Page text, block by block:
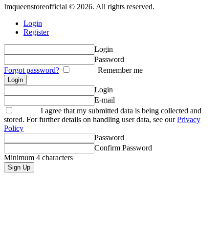
Imqueenstoreofficial © 2026. All rights reserved.
Login
Register
Login
Password
Forgot password?
Remember me
Login
E-mail
I agree that my submitted data is being collected and
stored. For further details on handling user data, see ourPrivacy
Policy
Password
Confirm Password
Minimum 4 characters